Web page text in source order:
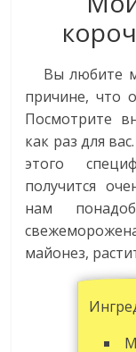
Вы любите
причине, что
Посмотрите
как раз для
этого
получится
нам
майонез,